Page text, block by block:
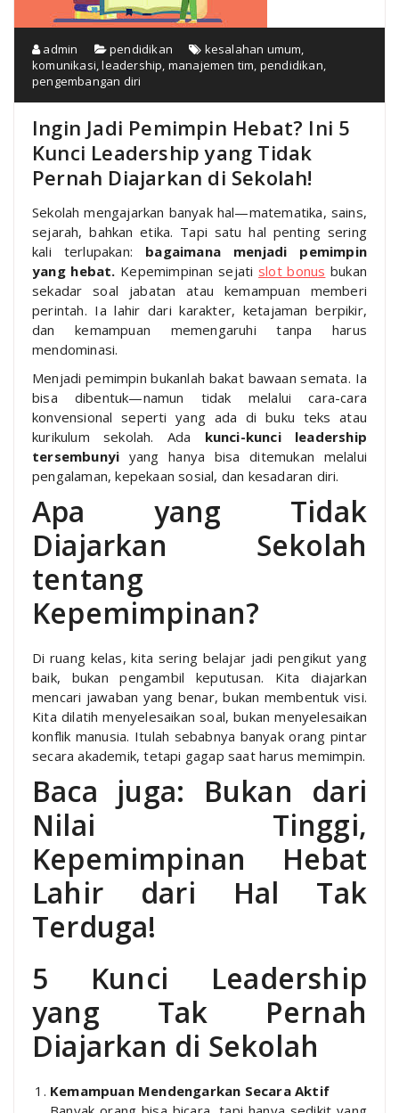
admin pendidikan kesalahan umum
komunikasi ,leadership manajemen tim pendidikan
pengembangan diri
Ingin Jadi Pemimpin Hebat? Ini 5
Kunci Leadership yang Tidak
Pernah Diajarkan di Sekolah!
Sekolah mengajarkan banyak hal—matematika, sains,
sejarah, bahkan etika. Tapi satu hal penting sering
kali terlupakan: bagaimana menjadi pemimpin
yang hebat. Kepemimpinan sejati slot bonus bukan
sekadar soal jabatan atau kemampuan memberi
perintah. Ia lahir dari karakter, ketajaman berpikir,
dan kemampuan memengaruhi tanpa harus
mendominasi.
Menjadi pemimpin bukanlah bakat bawaan semata. Ia
bisa dibentuk—namun tidak melalui cara-cara
konvensional seperti yang ada di buku teks atau
kurikulum sekolah. Ada kunci-kunci leadership
tersembunyi yang hanya bisa ditemukan melalui
pengalaman, kepekaan sosial, dan kesadaran diri.
Apa yang Tidak
Diajarkan Sekolah
tentang
Kepemimpinan?
Di ruang kelas, kita sering belajar jadi pengikut yang
baik, bukan pengambil keputusan. Kita diajarkan
mencari jawaban yang benar, bukan membentuk visi.
Kita dilatih menyelesaikan soal, bukan menyelesaikan
konflik manusia. Itulah sebabnya banyak orang pintar
secara akademik, tetapi gagap saat harus memimpin.
Baca juga: Bukan dari
Nilai Tinggi,
Kepemimpinan Hebat
Lahir dari Hal Tak
Terduga!
5 Kunci Leadership
yang Tak Pernah
Diajarkan di Sekolah
Kemampuan Mendengarkan Secara Aktif